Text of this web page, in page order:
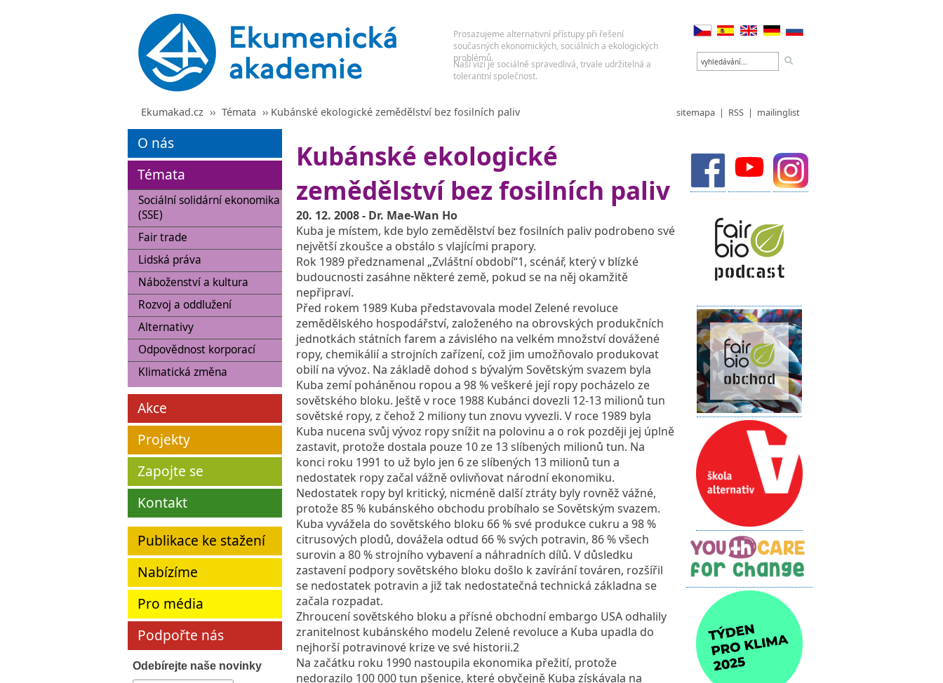
sitemapa | RSS | mailinglist
Ekumakad.cz ›› Témata ›› Kubánské ekologické zemědělství bez fosilních paliv
O nás
Témata
Sociální solidární ekonomika
(SSE)
Fair trade
Lidská práva
Náboženství a kultura
Rozvoj a oddlužení
Alternativy
Odpovědnost korporací
Klimatická změna
Akce
Projekty
Zapojte se
Kontakt
Publikace ke stažení
Nabízíme
Pro média
Podpořte nás
Odebírejte naše novinky
Kubánské ekologické
zemědělství bez fosilních paliv
20. 12. 2008 - Dr. Mae-Wan Ho
Kuba je místem, kde bylo zemědělství bez fosilních paliv podrobeno své
největší zkoušce a obstálo s vlajícími prapory.
Rok 1989 předznamenal „Zvláštní období“1, scénář, který v blízké
budoucnosti zasáhne některé země, pokud se na něj okamžitě
nepřipraví.
Před rokem 1989 Kuba představovala model Zelené revoluce
zemědělského hospodářství, založeného na obrovských produkčních
jednotkách státních farem a závislého na velkém množství dovážené
ropy, chemikálií a strojních zařízení, což jim umožňovalo produkovat
obilí na vývoz. Na základě dohod s bývalým Sovětským svazem byla
Kuba zemí poháněnou ropou a 98 % veškeré její ropy pocházelo ze
sovětského bloku. Ještě v roce 1988 Kubánci dovezli 12-13 milionů tun
sovětské ropy, z čehož 2 miliony tun znovu vyvezli. V roce 1989 byla
Kuba nucena svůj vývoz ropy snížit na polovinu a o rok později jej úplně
zastavit, protože dostala pouze 10 ze 13 slíbených milionů tun. Na
konci roku 1991 to už bylo jen 6 ze slíbených 13 milionů tun a
nedostatek ropy začal vážně ovlivňovat národní ekonomiku.
Nedostatek ropy byl kritický, nicméně další ztráty byly rovněž vážné,
protože 85 % kubánského obchodu probíhalo se Sovětským svazem.
Kuba vyvážela do sovětského bloku 66 % své produkce cukru a 98 %
citrusových plodů, dovážela odtud 66 % svých potravin, 86 % všech
surovin a 80 % strojního vybavení a náhradních dílů. V důsledku
zastavení podpory sovětského bloku došlo k zavírání továren, rozšířil
se nedostatek potravin a již tak nedostatečná technická základna se
začala rozpadat.
Zhroucení sovětského bloku a přísné obchodní embargo USA odhalily
zranitelnost kubánského modelu Zelené revoluce a Kuba upadla do
nejhorší potravinové krize ve své historii.2
Na začátku roku 1990 nastoupila ekonomika přežití, protože
nedorazilo 100 000 tun pšenice, které obyčejně Kuba získávala na